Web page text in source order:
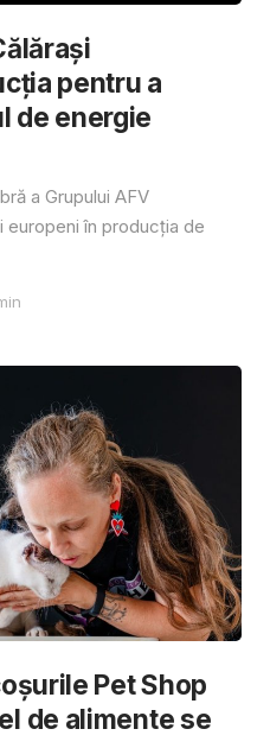
pentru a
de energie
a Grupului AFV
europeni în producția de
Pet Shop
de alimente se